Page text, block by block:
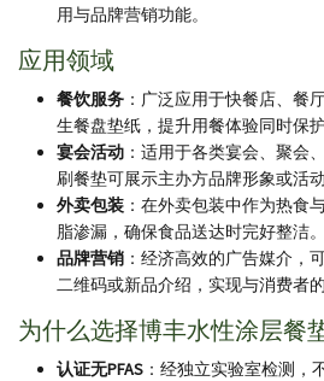
用与品牌营销功能。
应用领域
餐饮服务 ：广泛应用于快餐店、餐
生餐盘垫纸，提升用餐体验同时保护
宴会活动 ：适用于各类宴会、聚会
刷餐垫可展示主办方品牌形象或活动
外卖包装 ：在外卖包装中作为热食
脂渗漏，确保食品送达时完好整洁。
品牌营销 ：经济高效的广告媒介，
二维码或新品介绍，实现与消费者的
为什么选择博丰水性涂层餐
认证无PFAS ：经独立实验室检测，